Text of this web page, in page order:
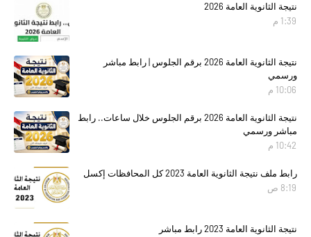
نتيجة الثانوية العامة 2026
1:39 م
نتيجة الثانوية العامة 2026 برقم الجلوس | رابط مباشر
ورسمي
10:06 م
نتيجة الثانوية العامة 2026 برقم الجلوس خلال ساعات.. رابط
مباشر ورسمي
10:42 م
رابط ملف نتيجة الثانوية العامة 2023 كل المحافظات إكسل
8:19 ص
نتيجة الثانوية العامة 2023 رابط مباشر